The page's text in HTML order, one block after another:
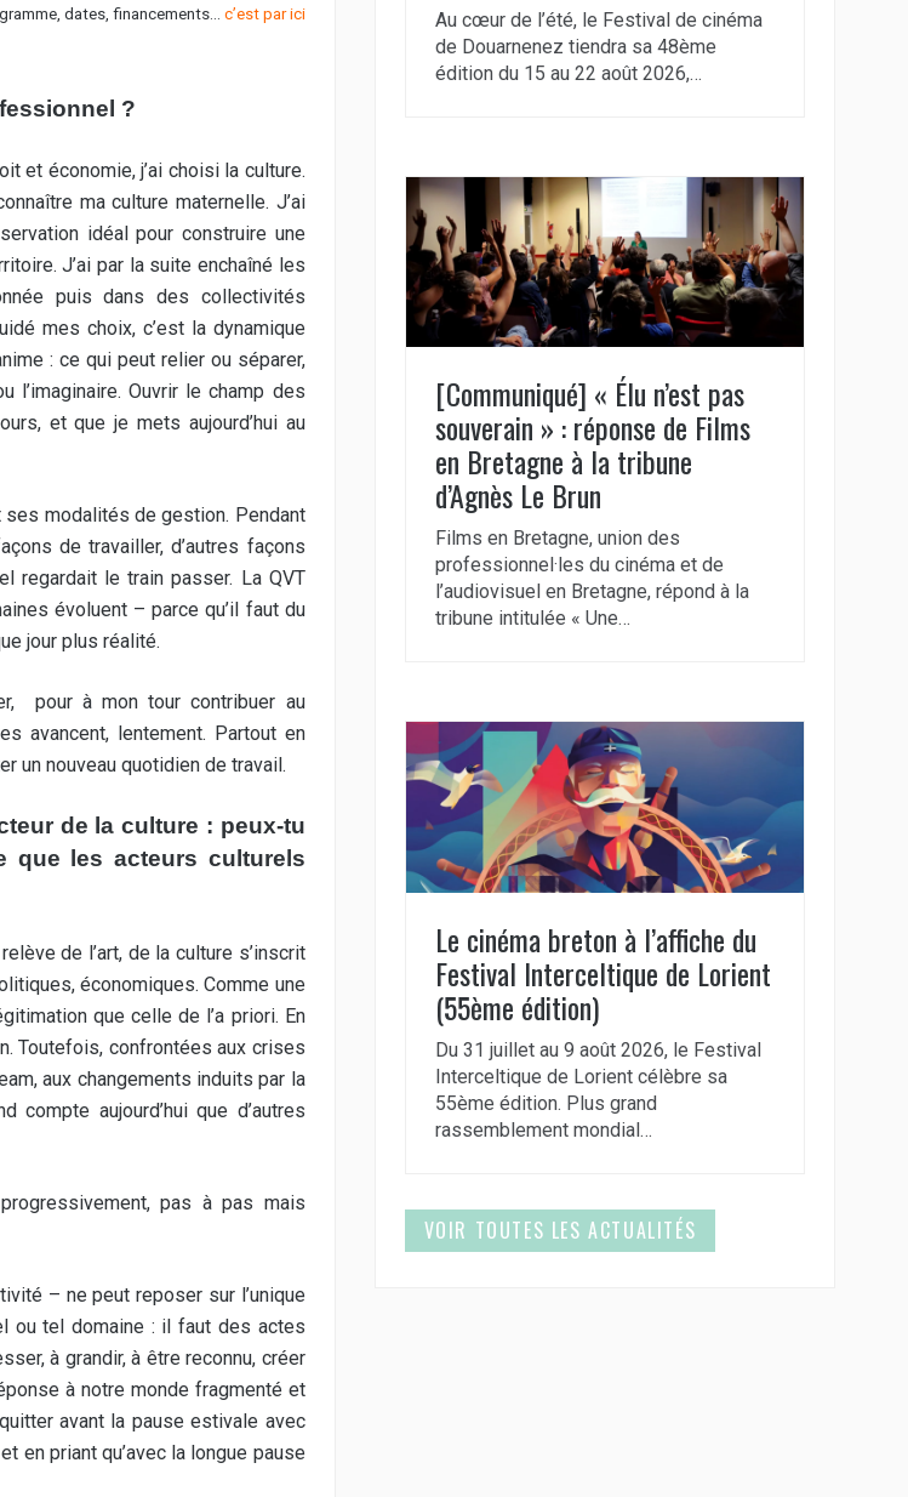
dates, financements… c’est par ici
?
et économie, j’ai choisi la culture.
ma culture maternelle. J’ai
idéal pour construire une
J’ai par la suite enchaîné les
puis dans des collectivités
mes choix, c’est la dynamique
: ce qui peut relier ou séparer,
l’imaginaire. Ouvrir le champ des
et que je mets aujourd’hui au
ses modalités de gestion. Pendant
de travailler, d’autres façons
regardait le train passer. La QVT
évoluent – parce qu’il faut du
jour plus réalité.
pour à mon tour contribuer au
avancent, lentement. Partout en
un nouveau quotidien de travail.
de la culture : peux-tu
que les acteurs culturels
de l’art, de la culture s’inscrit
économiques. Comme une
que celle de l’a priori. En
Toutefois, confrontées aux crises
aux changements induits par la
aujourd’hui que d’autres
pas à pas mais
– ne peut reposer sur l’unique
ou tel domaine : il faut des actes
à grandir, à être reconnu, créer
à notre monde fragmenté et
avant la pause estivale avec
en priant qu’avec la longue pause
Au cœur de l’été, le Festival de cinéma
de Douarnenez tiendra sa 48ème
édition du 15 au 22 août 2026,…
[Communiqué] « Élu n’est pas
souverain » : réponse de Films
en Bretagne à la tribune
d’Agnès Le Brun
Films en Bretagne, union des
professionnel·les du cinéma et de
l’audiovisuel en Bretagne, répond à la
tribune intitulée « Une…
Le cinéma breton à l’affiche du
Festival Interceltique de Lorient
(55ème édition)
Du 31 juillet au 9 août 2026, le Festival
Interceltique de Lorient célèbre sa
55ème édition. Plus grand
rassemblement mondial…
VOIR TOUTES LES ACTUALITÉS